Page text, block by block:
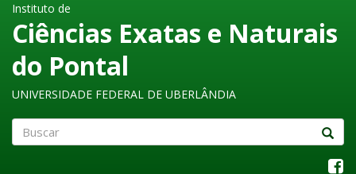
Instituto de
Ciências Exatas e Naturais
do Pontal
UNIVERSIDADE FEDERAL DE UBERLÂNDIA